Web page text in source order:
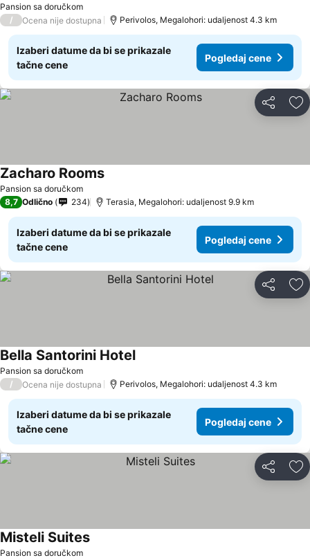
Pansion sa doručkom
/ Ocena nije dostupna Perivolos, Megalohori: udaljenost 4.3 km
Izaberi datume da bi se prikazale
tačne cene
Pogledaj cene
Deli
Pansion sa doručkom
Zacharo Rooms
8,7 Odlično 234 Terasia, Megalohori: udaljenost 9.9 km
Izaberi datume da bi se prikazale
tačne cene
Pogledaj cene
Deli
Pansion sa doručkom
Bella Santorini Hotel
/ Ocena nije dostupna Perivolos, Megalohori: udaljenost 4.3 km
Izaberi datume da bi se prikazale
tačne cene
Pogledaj cene
Deli
Pansion sa doručkom
Misteli Suites